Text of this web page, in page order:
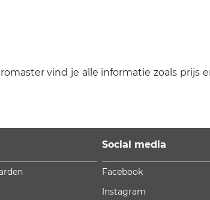
vind je alle informatie zoals prijs
Social media
Facebook
Instagram